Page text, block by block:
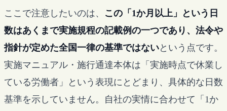
ここで注意したいのは、 この「1か月以上」という日
数はあくまで実施規程の記載例の一つであり、法令や
指針が定めた全国一律の基準ではないという点です。
実施マニュアル・施行通達本体は「実施時点で休業し
ている労働者」という表現にとどまり、具体的な日数
基準を示していません。自社の実情に合わせて「1か